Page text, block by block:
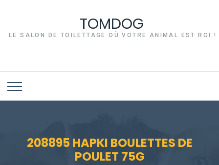
TOMDOG
LE SALON DE TOILETTAGE OÙ VOTRE ANIMAL EST ROI !
208895 HAPKI BOULETTES DE
POULET 75G